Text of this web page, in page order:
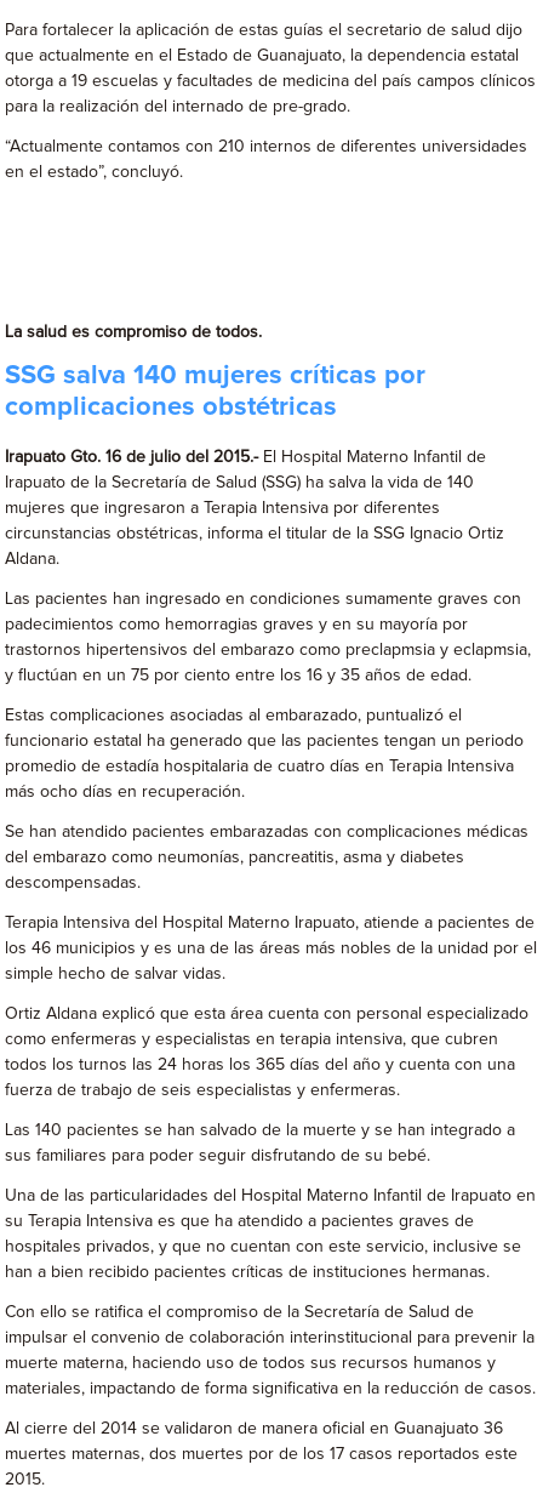
Para fortalecer la aplicación de estas guías el secretario de salud dijo
que actualmente en el Estado de Guanajuato, la dependencia estatal
otorga a 19 escuelas y facultades de medicina del país campos clínicos
para la realización del internado de pre-grado.
“Actualmente contamos con 210 internos de diferentes universidades
en el estado”, concluyó.
La salud es compromiso de todos.
SSG salva 140 mujeres críticas por
complicaciones obstétricas
Irapuato Gto. 16 de julio del 2015.- El Hospital Materno Infantil de
Irapuato de la Secretaría de Salud (SSG) ha salva la vida de 140
mujeres que ingresaron a Terapia Intensiva por diferentes
circunstancias obstétricas, informa el titular de la SSG Ignacio Ortiz
Aldana.
Las pacientes han ingresado en condiciones sumamente graves con
padecimientos como hemorragias graves y en su mayoría por
trastornos hipertensivos del embarazo como preclapmsia y eclapmsia,
y fluctúan en un 75 por ciento entre los 16 y 35 años de edad.
Estas complicaciones asociadas al embarazado, puntualizó el
funcionario estatal ha generado que las pacientes tengan un periodo
promedio de estadía hospitalaria de cuatro días en Terapia Intensiva
más ocho días en recuperación.
Se han atendido pacientes embarazadas con complicaciones médicas
del embarazo como neumonías, pancreatitis, asma y diabetes
descompensadas.
Terapia Intensiva del Hospital Materno Irapuato, atiende a pacientes de
los 46 municipios y es una de las áreas más nobles de la unidad por el
simple hecho de salvar vidas.
Ortiz Aldana explicó que esta área cuenta con personal especializado
como enfermeras y especialistas en terapia intensiva, que cubren
todos los turnos las 24 horas los 365 días del año y cuenta con una
fuerza de trabajo de seis especialistas y enfermeras.
Las 140 pacientes se han salvado de la muerte y se han integrado a
sus familiares para poder seguir disfrutando de su bebé.
Una de las particularidades del Hospital Materno Infantil de Irapuato en
su Terapia Intensiva es que ha atendido a pacientes graves de
hospitales privados, y que no cuentan con este servicio, inclusive se
han a bien recibido pacientes críticas de instituciones hermanas.
Con ello se ratifica el compromiso de la Secretaría de Salud de
impulsar el convenio de colaboración interinstitucional para prevenir la
muerte materna, haciendo uso de todos sus recursos humanos y
materiales, impactando de forma significativa en la reducción de casos.
Al cierre del 2014 se validaron de manera oficial en Guanajuato 36
muertes maternas, dos muertes por de los 17 casos reportados este
2015.